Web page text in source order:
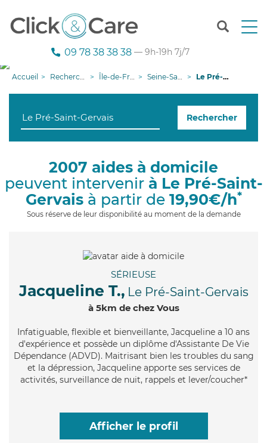
T
n
g
i
09 78 38 38 38 — 9h-19h 7j/7
Accueil Recherche aide à domicile Île-de-France Seine-Saint-Denis Le Pré-Saint-Gervais
Rechercher
2007 aides à domicile
peuvent intervenir à Le Pré-Saint-
Gervaisà partir de 19,90€/h*
Sous réserve de leur disponibilité au moment de la demande
SÉRIEUSE
Jacqueline T., Le Pré-Saint-Gervais
à 5km de chez Vous
Infatiguable, flexible et bienveillante, Jacqueline a 10 ans
d'expérience et possède un diplôme d'Assistante De Vie
Dépendance (ADVD). Maitrisant bien les troubles du sang
et la dépression, Jacqueline apporte ses services de
activités, surveillance de nuit, rappels et lever/coucher*
Afficher le profil